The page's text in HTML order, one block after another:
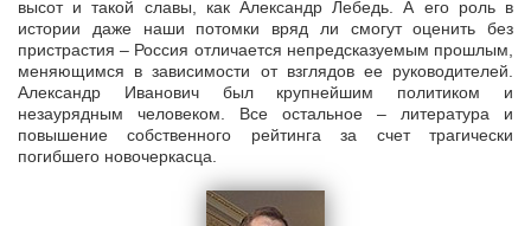
высот и такой славы, как Александр Лебедь. А его роль в
истории даже наши потомки вряд ли смогут оценить без
пристрастия – Россия отличается непредсказуемым прошлым,
меняющимся в зависимости от взглядов ее руководителей.
Александр Иванович был крупнейшим политиком и
незаурядным человеком. Все остальное – литература и
повышение собственного рейтинга за счет трагически
погибшего новочеркасца.